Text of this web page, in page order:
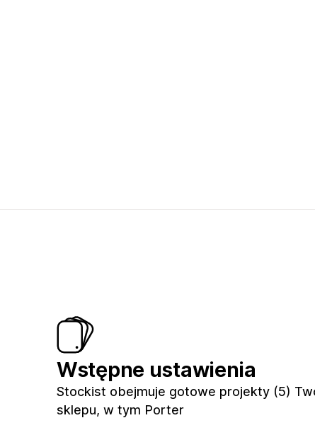
Wstępne ustawienia
Stockist obejmuje gotowe projekty (5)
sklepu, w tym Porter